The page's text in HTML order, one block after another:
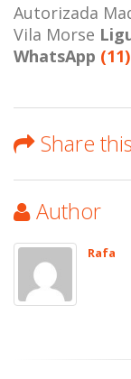
Autorizada
Vila Morse
WhatsApp
Share
Author
Rafa